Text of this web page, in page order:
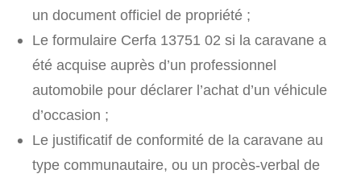
un document officiel de propriété ;
Le formulaire Cerfa 13751 02 si la caravane a
été acquise auprès d’un professionnel
automobile pour déclarer l’achat d’un véhicule
d’occasion ;
Le justificatif de conformité de la caravane au
type communautaire, ou un procès-verbal de